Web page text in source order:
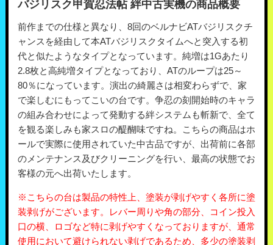
バジリスク甲賀忍法帖 絆中古実機の商品概要
前作までの仕様と異なり、8回のベルナビATバジリスクチ
ャンスを経由して本ATバジリスクタイムへと突入する初
代と似たようなタイプとなっています。純増は1Gあたり
2.8枚と高純増タイプとなっており、ATのループは25～
80％になっています。演出の綺麗さは相変わらずで、家
で楽しむにもってこいの台です。争忍の刻開始時のキャラ
の組み合わせによって発動する絆システムも斬新で、全て
を観る楽しみも家スロの醍醐味ですね。こちらの商品はホ
ールで実際に使用されていた中古品ですが、出荷前に各部
のメンテナンス及びクリーニングを行い、最高の状態でお
客様の元へ出荷いたします。
※こちらの台は製品の特性上、塗装が剥げやすく各所に塗
装剥げがございます。レバー周りや角の部分、コイン投入
口の横、ロゴなど特に剥げやすくなっておりますが、通常
使用において避けられない剥げであるため、多少の塗装剥